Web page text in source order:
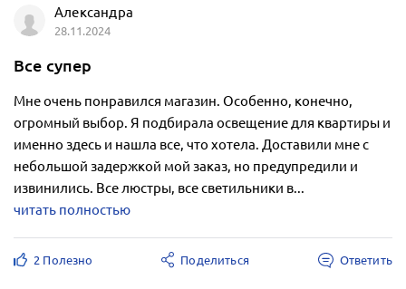
Александра
28.11.2024
Все супер
Мне очень понравился магазин. Особенно, конечно,
огромный выбор. Я подбирала освещение для квартиры и
именно здесь и нашла все, что хотела. Доставили мне с
небольшой задержкой мой заказ, но предупредили и
извинились. Все люстры, все светильники в...
читать полностью
2 Полезно Поделиться Ответить